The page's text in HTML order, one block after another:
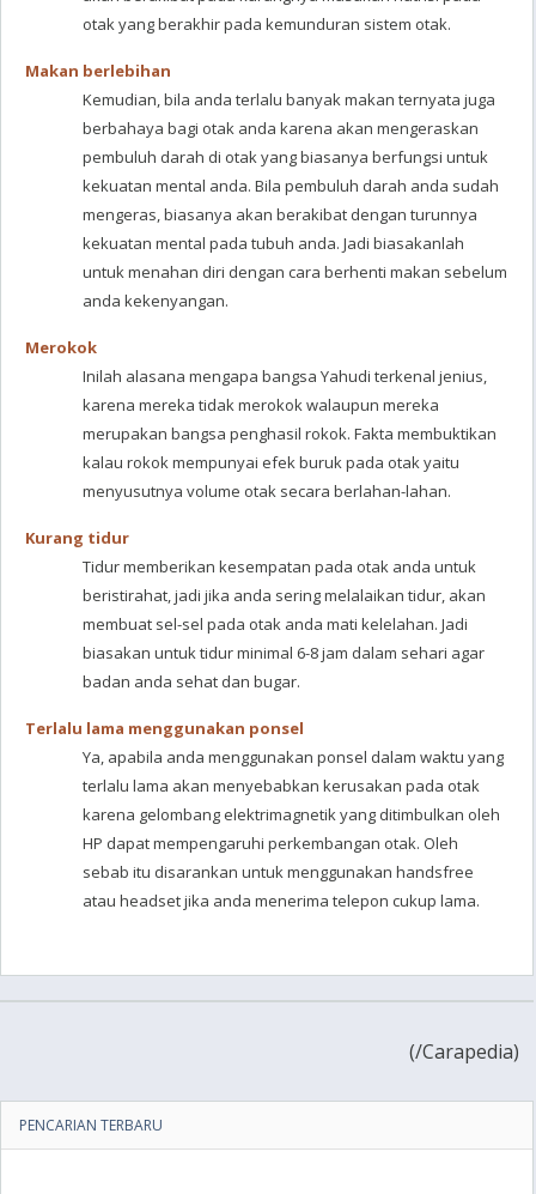
otak yang berakhir pada kemunduran sistem otak.
Makan berlebihan
Kemudian, bila anda terlalu banyak makan ternyata juga
berbahaya bagi otak anda karena akan mengeraskan
pembuluh darah di otak yang biasanya berfungsi untuk
kekuatan mental anda. Bila pembuluh darah anda sudah
mengeras, biasanya akan berakibat dengan turunnya
kekuatan mental pada tubuh anda. Jadi biasakanlah
untuk menahan diri dengan cara berhenti makan sebelum
anda kekenyangan.
Merokok
Inilah alasana mengapa bangsa Yahudi terkenal jenius,
karena mereka tidak merokok walaupun mereka
merupakan bangsa penghasil rokok. Fakta membuktikan
kalau rokok mempunyai efek buruk pada otak yaitu
menyusutnya volume otak secara berlahan-lahan.
Kurang tidur
Tidur memberikan kesempatan pada otak anda untuk
beristirahat, jadi jika anda sering melalaikan tidur, akan
membuat sel-sel pada otak anda mati kelelahan. Jadi
biasakan untuk tidur minimal 6-8 jam dalam sehari agar
badan anda sehat dan bugar.
Terlalu lama menggunakan ponsel
Ya, apabila anda menggunakan ponsel dalam waktu yang
terlalu lama akan menyebabkan kerusakan pada otak
karena gelombang elektrimagnetik yang ditimbulkan oleh
HP dapat mempengaruhi perkembangan otak. Oleh
sebab itu disarankan untuk menggunakan handsfree
atau headset jika anda menerima telepon cukup lama.
(/Carapedia)
PENCARIAN TERBARU